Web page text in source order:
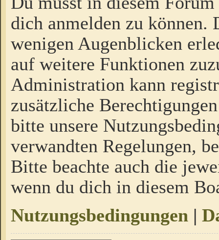
dich anmelden zu
wenigen Augenblicken
auf weitere Funktionen
Administration kann
zusätzliche
bitte unsere
verwandten Regelungen,
Bitte beachte auch die
wenn du dich in diesem
Nutzungsbedingungen |